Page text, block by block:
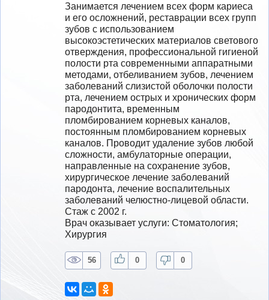
Занимается лечением всех форм кариеса
и его осложнений, реставрации всех групп
зубов с использованием
высокоэстетических материалов светового
отверждения, профессиональной гигиеной
полости рта современными аппаратными
методами, отбеливанием зубов, лечением
заболеваний слизистой оболочки полости
рта, лечением острых и хронических форм
пародонтита, временным
пломбированием корневых каналов,
постоянным пломбированием корневых
каналов. Проводит удаление зубов любой
сложности, амбулаторные операции,
направленные на сохранение зубов,
хирургическое лечение заболеваний
пародонта, лечение воспалительных
заболеваний челюстно-лицевой области.
Стаж с 2002 г.
Врач оказывает услуги: Стоматология;
Хирургия
56 0 0